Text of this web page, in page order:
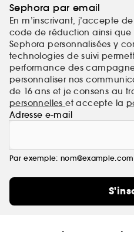
Sephora par email
En m’inscrivant, j’accepte
code de réduction ainsi que
Sephora personnalisées y
technologies de suivi
performance des
personnaliser nos
de 16 ans et je consens au
personnelleset accepte la
Adresse e-mail
Par exemple: nom@example.com